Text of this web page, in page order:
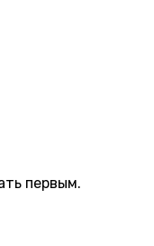
первым.